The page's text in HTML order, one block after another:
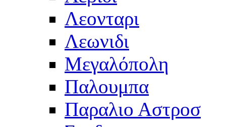
Λεονταρι
Λεωνιδι
Μεγαλόπολη
Παλουμπα
Παραλιο Αστροσ